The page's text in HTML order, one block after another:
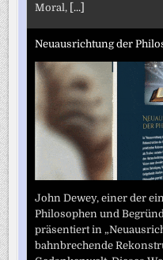
Moral,
[...]
Neuausrichtung der
John Dewey, einer der
Philosophen und
präsentiert in
bahnbrechende